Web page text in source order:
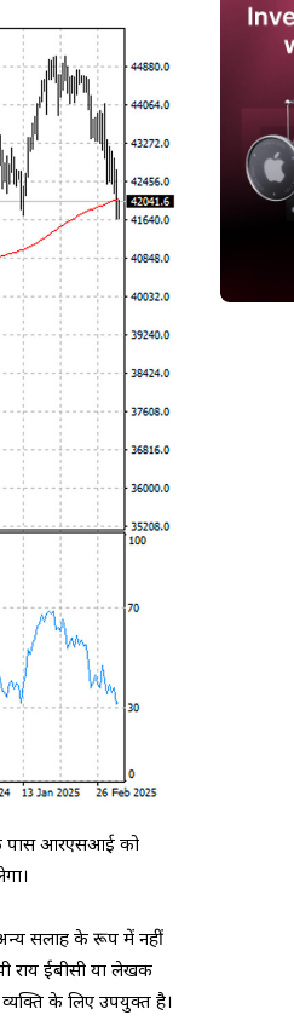
पास आरएसआई को
अन्य सलाह के रूप में नहीं
राय ईबीसी या लेखक
व्यक्ति के लिए उपयुक्त है।